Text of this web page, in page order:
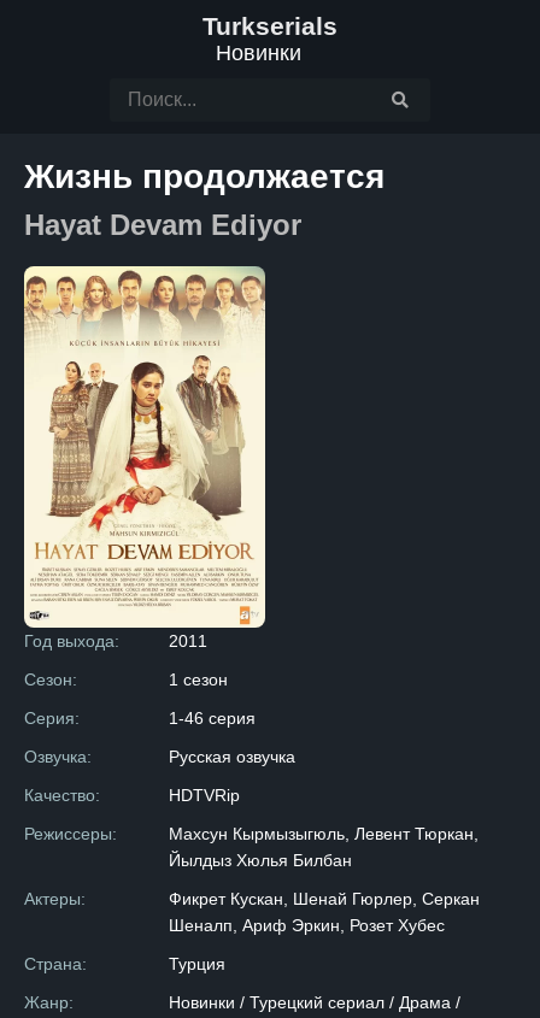
Turkserials
Новинки
Жизнь продолжается
Hayat Devam Ediyor
Год выхода:
2011
Сезон:
1 сезон
Серия:
1-46 серия
Озвучка:
Русская озвучка
Качество:
HDTVRip
Режиссеры:
Махсун Кырмызыгюль, Левент Тюркан,
Йылдыз Хюлья Билбан
Актеры:
Фикрет Кускан, Шенай Гюрлер, Серкан
Шеналп, Ариф Эркин, Розет Хубес
Страна:
Турция
Жанр:
Новинки / Турецкий сериал / Драма /